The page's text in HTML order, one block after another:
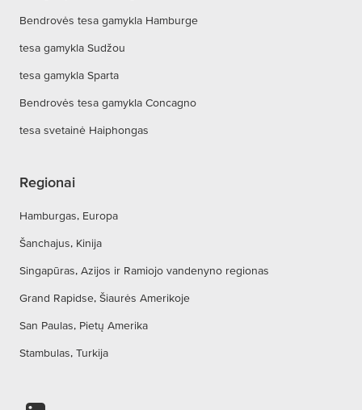
Bendrovės tesa gamykla Hamburge
tesa gamykla Sudžou
tesa gamykla Sparta
Bendrovės tesa gamykla Concagno
tesa svetainė Haiphongas
Regionai
Hamburgas, Europa
Šanchajus, Kinija
Singapūras, Azijos ir Ramiojo vandenyno regionas
Grand Rapidse, Šiaurės Amerikoje
San Paulas, Pietų Amerika
Stambulas, Turkija